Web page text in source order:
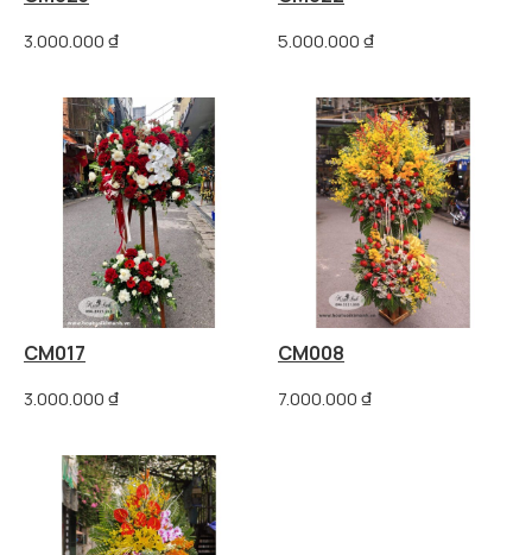
3.000.000₫ 5.000.000₫
CM017
3.000.000₫
CM008
7.000.000₫